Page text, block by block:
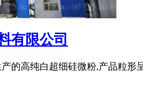
有限公司
的高纯白超细硅微粉,产品粒